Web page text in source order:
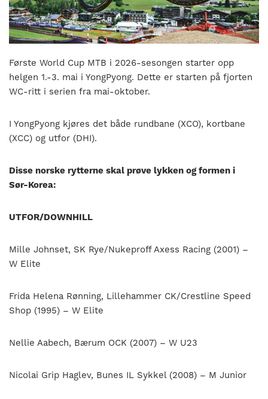
til
bli
en
folkesport.
Første World Cup MTB i 2026-sesongen starter opp
helgen 1.-3. mai i YongPyong. Dette er starten på fjorten
WC-ritt i serien fra mai-oktober.
I YongPyong kjøres det både rundbane (XCO), kortbane
(XCC) og utfor (DHI).
Disse norske rytterne skal prøve lykken og formen i
Sør-Korea:
UTFOR/DOWNHILL
Mille Johnset, SK Rye/Nukeproff Axess Racing (2001) –
W Elite
Frida Helena Rønning, Lillehammer CK/Crestline Speed
Shop (1995) – W Elite
Nellie Aabech, Bærum OCK (2007) – W U23
Nicolai Grip Haglev, Bunes IL Sykkel (2008) – M Junior